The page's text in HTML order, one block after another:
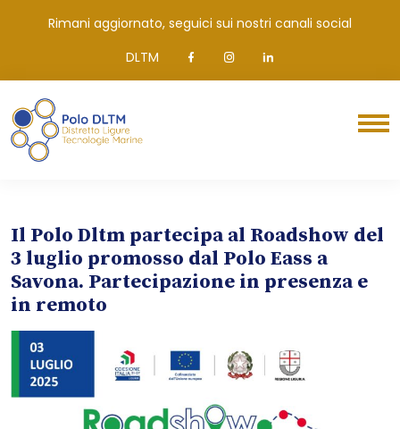
Rimani aggiornato, seguici sui nostri canali social
DLTM
Il Polo Dltm partecipa al Roadshow del
3 luglio promosso dal Polo Eass a
Savona. Partecipazione in presenza e
in remoto